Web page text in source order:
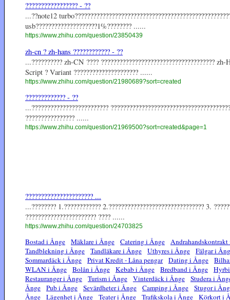
????????????????? - ??
...??note12
usb????????????????????1%???????? ......
https://www.zhihu.com/question/23850439
zh-cn ? zh-hans ???????????? - ??
...?????????? zh-CN ???? ?????????????????????????????????????
Script ? Variant ????????????????????? ......
https://www.zhihu.com/question/21980689?sort=created
????????????? - ??
...?????????????????????????
???????????????? ......
https://www.zhihu.com/question/21969500?sort=created&page=1
?????????????????????? ...
...???????? 1.???????????? 2.??????????????????????????????? 3.
??????????????????????? ???? ......
https://www.zhihu.com/question/24703825
Bostad i Ånge Mäklare i Ånge Catering i Ånge
Tandblekning i Ånge
Tandläkare i Ånge Uthyres i Ånge
Fälgar i
Sommardäck i Ånge
Privat Kredit - Låna pengar Dating i Ånge
WLAN i Ånge
Bolån i Ånge Kebab i Ånge Bredband i Ånge
Restauranger i Ånge
Turism i Ånge Vinterdäck i Ånge
Studera i
Ånge
Pub i Ånge Sevärdheter i Ånge Camping i Ånge
Stugor i
Ånge
Lägenhet i Ånge Teater i Ånge Trafikskola i Ånge Körkort i